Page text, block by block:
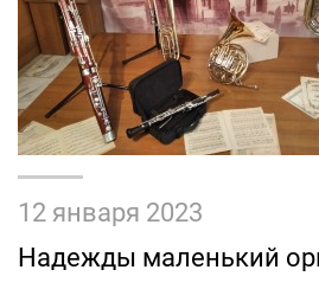
12 января 2023
Надежды маленький